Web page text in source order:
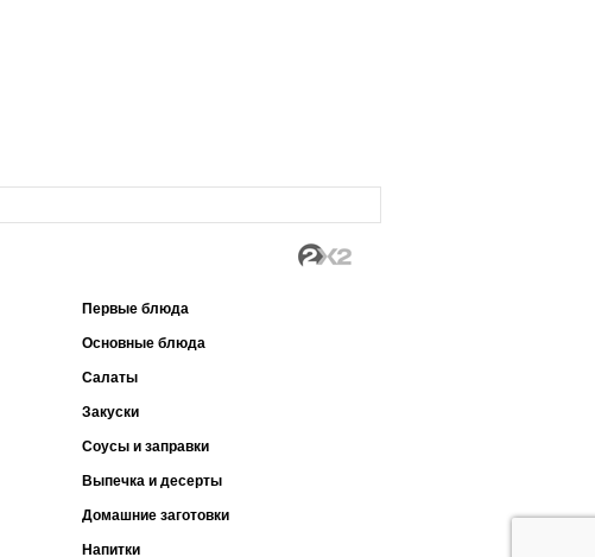
Первые блюда
Основные блюда
Салаты
Закуски
Соусы и заправки
Выпечка и десерты
Домашние заготовки
Напитки